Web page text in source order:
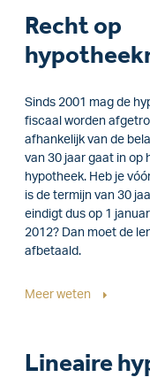
Recht op
Sinds 2001 mag de
fiscaal worden
afhankelijk van de
van 30 jaar gaat in op
hypotheek. Heb je
is de termijn van 30
eindigt dus op 1
2012? Dan moet de
afbetaald.
Meer weten
Lineaire